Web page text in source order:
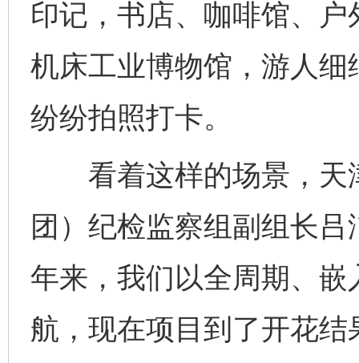
印记，书店、咖啡馆、
机床工业博物馆，游人
纷纷拍照打卡。
看着这样的场景，天
团）纪检监察组副组长
年来，我们以全周期、
航，现在项目到了开花